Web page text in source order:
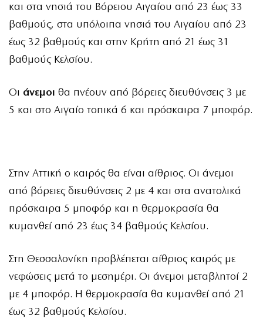
και στα νησιά του Βόρειου Αιγαίου από 23 έως 33
βαθμούς, στα υπόλοιπα νησιά του Αιγαίου από 23
έως 32 βαθμούς και στην Κρήτη από 21 έως 31
βαθμούς Κελσίου.
Οι άνεμοι θα πνέουν από βόρειες διευθύνσεις 3 με
5 και στο Αιγαίο τοπικά 6 και πρόσκαιρα 7 μποφόρ.
Στην Αττική ο καιρός θα είναι αίθριος. Οι άνεμοι
από βόρειες διευθύνσεις 2 με 4 και στα ανατολικά
πρόσκαιρα 5 μποφόρ και η θερμοκρασία θα
κυμανθεί από 23 έως 34 βαθμούς Κελσίου.
Στη Θεσσαλονίκη προβλέπεται αίθριος καιρός με
νεφώσεις μετά το μεσημέρι. Οι άνεμοι μεταβλητοί 2
με 4 μποφόρ. Η θερμοκρασία θα κυμανθεί από 21
έως 32 βαθμούς Κελσίου.